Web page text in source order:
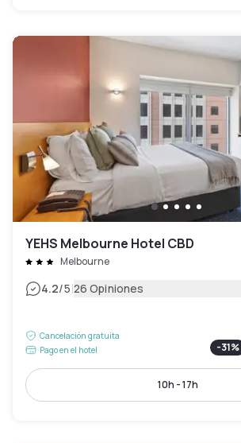
YEHS Melbourne Hotel CBD
Melbourne
4.2/5|26 Opiniones
Cancelación gratuita
Pago en el hotel
-31%
10h - 17h